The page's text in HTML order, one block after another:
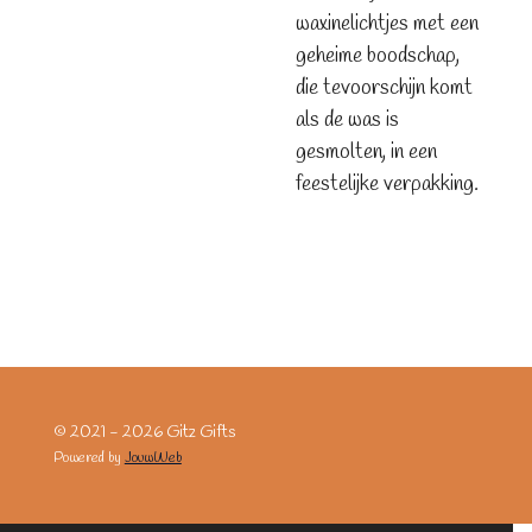
waxinelichtjes met een
geheime boodschap,
die tevoorschijn komt
als de was is
gesmolten, in een
feestelijke verpakking.
© 2021 - 2026 Gitz Gifts
Powered byJouwWeb